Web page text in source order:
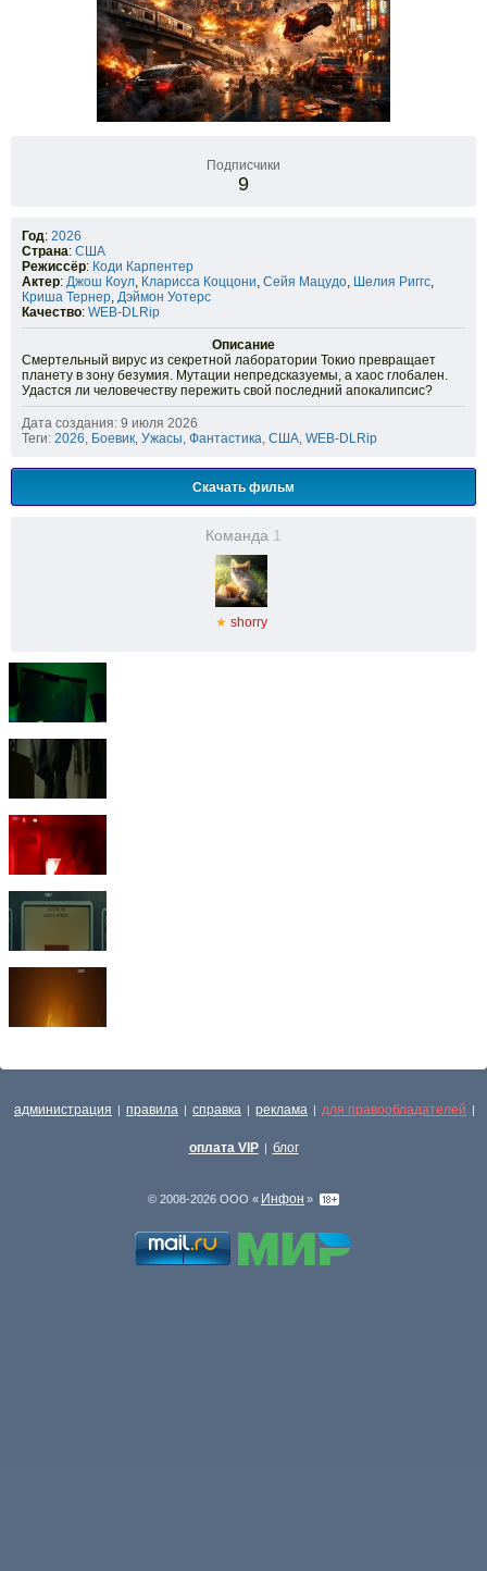
Подписчики
9
Год: 2026
Страна: США
Режиссёр: Коди Карпентер
Актер: Джош Коул, Кларисса Коццони, Сейя Мацудо, Шелия Риггс,
Криша Тернер, Дэймон Уотерс
Качество: WEB-DLRip
Описание
Смертельный вирус из секретной лаборатории Токио превращает
планету в зону безумия. Мутации непредсказуемы, а хаос глобален.
Удастся ли человечеству пережить свой последний апокалипсис?
Дата создания: 9 июля 2026
Теги: 2026, Боевик, Ужасы, Фантастика, США, WEB-DLRip
Скачать фильм
Команда 1
★ shorry
администрация | правила | справка | реклама | для правообладателей |
оплата VIP | блог
© 2008-2026 ООО « Инфон »